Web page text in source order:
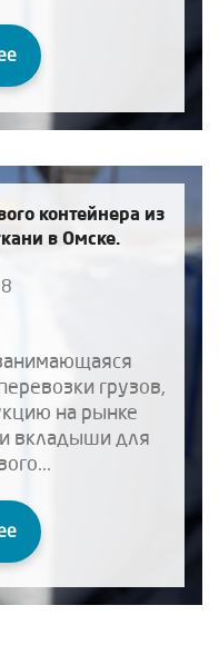
контейнера из
в Омске.
грузов,
на рынке
вкладыши для